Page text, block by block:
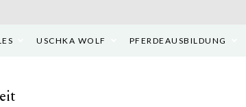
USCHKA WOLF PFERDEAUSBILDUNG